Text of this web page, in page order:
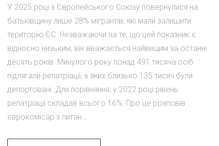
У 2025 році з Європейського Союзу повернулися на
батьківщину лише 28% мігрантів, які мали залишити
територію ЄС. Незважаючи на те, що цей показник є
відносно низьким, він вважається найвищим за останні
десять років. Минулого року понад 491 тисяча осіб
підлягали репатріації, з яких близько 135 тисяч були
депортовані. Для порівняння, у 2022 році рівень
репатріації складав всього 16%. Про це розповів
єврокомісар з питан...